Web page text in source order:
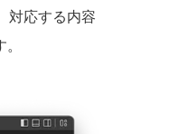
対応する内容